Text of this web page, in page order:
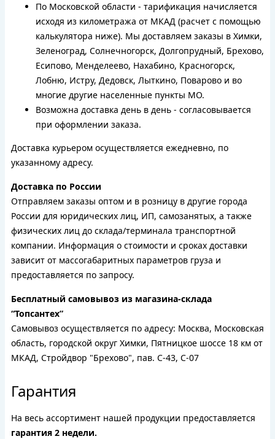
По Московской области - тарификация начисляется
исходя из километража от МКАД (расчет с помощью
калькулятора ниже). Мы доставляем заказы в Химки,
Зеленоград, Солнечногорск, Долгопрудный, Брехово,
Есипово, Менделеево, Нахабино, Красногорск,
Лобню, Истру, Дедовск, Лыткино, Поварово и во
многие другие населенные пункты МО.
Возможна доставка день в день - согласовывается
при оформлении заказа.
Доставка курьером осуществляется ежедневно, по
указанному адресу.
Доставка по России
Отправляем заказы оптом и в розницу в другие города
России для юридических лиц, ИП, самозанятых, а также
физических лиц до склада/терминала транспортной
компании. Информация о стоимости и сроках доставки
зависит от массогабаритных параметров груза и
предоставляется по запросу.
Бесплатный самовывоз из магазина-склада
“Топсантех”
Самовывоз осуществляется по адресу: Москва, Московская
область, городской округ Химки, Пятницкое шоссе 18 км от
МКАД, Стройдвор "Брехово", пав. С-43, С-07
Гарантия
На весь ассортимент нашей продукции предоставляется
гарантия 2 недели.